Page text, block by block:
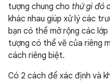
tượng chung cho thứ gì đó
khác nhau giúp xử lý các
bạn có thể mở rộng các
tượng có thể vẽ của riêng
cách riêng biệt.
Có 2 cách để xác định và